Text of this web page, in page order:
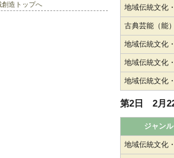
創造トップへ
地域伝統文化
古典芸能（能
地域伝統文化
地域伝統文化
地域伝統文化
第2日 2月
ジャンル
地域伝統文化